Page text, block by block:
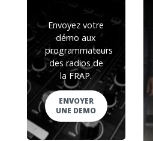
Envoyez votre
démo aux
programmateurs
des radios de
la FRAP.
ENVOYER
UNE DEMO